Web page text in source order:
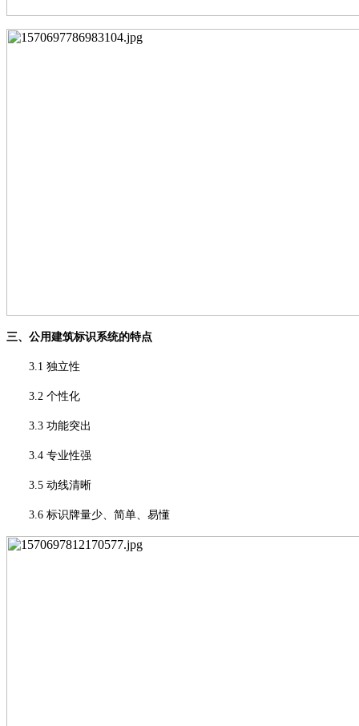
三、公用建筑标识系统的特点
3.1 独立性
3.2 个性化
3.3 功能突出
3.4 专业性强
3.5 动线清晰
3.6 标识牌量少、简单、易懂